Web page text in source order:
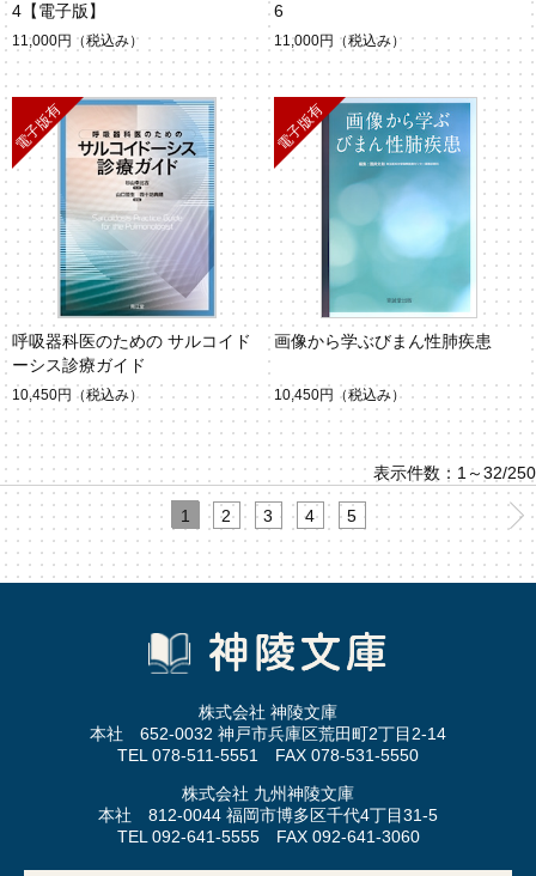
4【電子版】
11,000円 （税込み）
6
11,000円 （税込み）
呼吸器科医のための サルコイド
ーシス診療ガイド
10,450円 （税込み）
画像から学ぶびまん性肺疾患
10,450円 （税込み）
表示件数：1～32/250
1 2 3 4 5
株式会社 神陵文庫
本社 652-0032 神戸市兵庫区荒田町2丁目2-14
TEL 078-511-5551 FAX 078-531-5550
株式会社 九州神陵文庫
本社 812-0044 福岡市博多区千代4丁目31-5
TEL 092-641-5555 FAX 092-641-3060